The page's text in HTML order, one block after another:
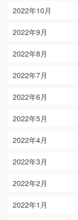
2022年10月
2022年9月
2022年8月
2022年7月
2022年6月
2022年5月
2022年4月
2022年3月
2022年2月
2022年1月